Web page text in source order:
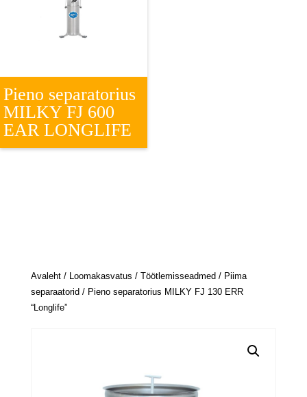
Pieno separatorius
MILKY FJ 600
EAR LONGLIFE
Avaleht/ Loomakasvatus / Töötlemisseadmed / Piima
separaatorid / Pieno separatorius MILKY FJ 130 ERR
“Longlife”